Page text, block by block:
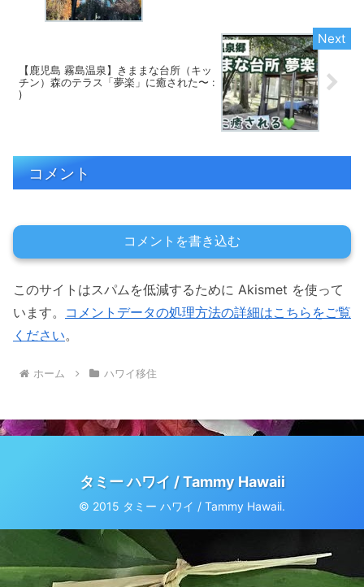
【鹿児島 霧島温泉】きままな台所（キッ
チン）森のテラス「夢楽」に癒された〜 :
)
コメント
コメントを書き込む
このサイトはスパムを低減するために Akismet を使って
います。 コメントデータの処理方法の詳細はこちらをご覧
ください。
ホーム ハワイ移住
タミー ハワイ / Tammy Hawaii
© 2015 タミー ハワイ / Tammy Hawaii.